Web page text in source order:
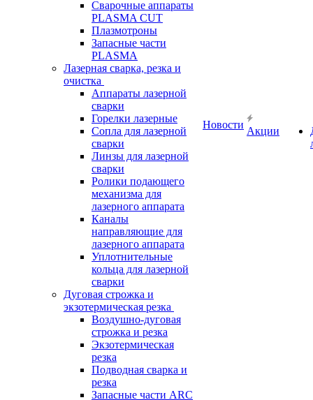
Сварочные аппараты
PLASMA CUT
Плазмотроны
Запасные части
PLASMA
Лазерная сварка, резка и
очистка
Аппараты лазерной
сварки
Горелки лазерные
Сопла для лазерной
сварки
Линзы для лазерной
сварки
Ролики подающего
механизма для
лазерного аппарата
Каналы
направляющие для
лазерного аппарата
Уплотнительные
кольца для лазерной
сварки
Дуговая строжка и
экзотермическая резка
Воздушно-дуговая
строжка и резка
Экзотермическая
резка
Подводная сварка и
резка
Запасные части ARC
Новости
Акции